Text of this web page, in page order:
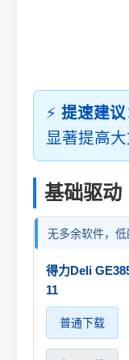
⚡ 提速建议
显著提高大
基础驱动
无多余软件，
得力Deli
11
普通下载